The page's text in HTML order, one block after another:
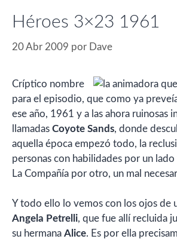
Héroes 3×23 1961
20 Abr 2009 por Dave
Críptico nombre
para el episodio, que como ya
ese año, 1961 y a las ahora ruinosas
llamadas Coyote Sands, donde
aquella época empezó todo, la
personas con habilidades por un
La Compañía por otro, un mal
Y todo ello lo vemos con los ojos de
Angela Petrelli, que fue allí recluida
su hermana Alice. Es por ella